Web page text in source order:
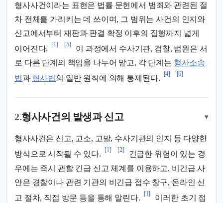
형사사건이라는 표현은 법률 문헌에서 범죄와 관련된 절
차 전체를 가리키는 데 쓰이며, 그 범위는 사건의 인지와
신고에서부터 재판과 판결 확정 이후의 집행까지 넓게
이어진다.
[1] [5]
이 과정에서 수사기관, 검찰, 법원은 서
로 다른 단계의 책임을 나누어 맡고, 각 단계는 형사소송
법과 형사법의 일반 원칙에 의해 통제된다.
[4] [6]
2.형사사건의 발생과 신고 ▾
형사사건은 신고, 고소, 고발, 수사기관의 인지 등 다양한
방식으로 시작될 수 있다.
[1] [2]
긴급한 위험이 있는 경
우에는 즉시 관할 긴급 신고 체계를 이용하고, 비긴급 사
안은 경찰이나 관련 기관의 비긴급 접수 창구, 온라인 신
고 절차, 직접 방문 등을 통해 알린다.
[1]
이러한 초기 접